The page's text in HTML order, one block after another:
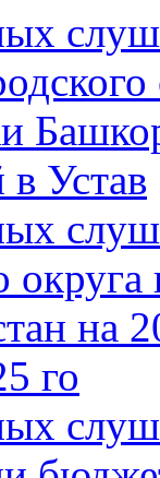
Устав
на
го